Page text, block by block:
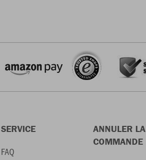
SERVICE
FAQ
ANNULER LA
COMMANDE